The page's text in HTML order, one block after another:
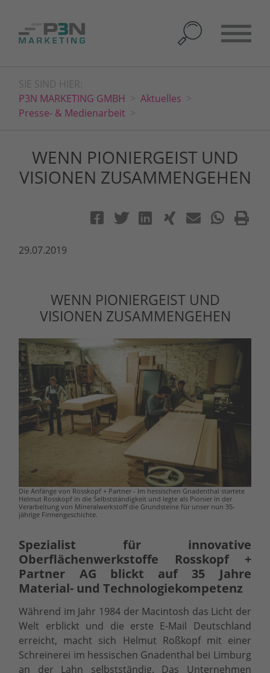
SIE SIND HIER:
P3N MARKETING GMBH
Aktuelles
Presse- & Medienarbeit
WENN PIONIERGEIST UND
VISIONEN ZUSAMMENGEHEN
29.07.2019
WENN PIONIERGEIST UND
VISIONEN ZUSAMMENGEHEN
Die Anfänge von Rosskopf + Partner - Im hessischen Gnadenthal startete
Helmut Rosskopf in die Selbstständigkeit und legte als Pionier in der
Verarbeitung von Mineralwerkstoff die Grundsteine für unser nun 35-
jährige Firmengeschichte.
Spezialist für innovative
Oberflächenwerkstoffe Rosskopf +
Partner AG blickt auf 35 Jahre
Material- und Technologiekompetenz
Während im Jahr 1984 der Macintosh das Licht der
Welt erblickt und die erste E-Mail Deutschland
erreicht, macht sich Helmut Roßkopf mit einer
Schreinerei im hessischen Gnadenthal bei Limburg
an der Lahn selbstständig. Das Unternehmen